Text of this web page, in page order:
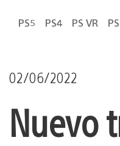
PS5 PS4 PS VR
02/06/2022
Nuevo